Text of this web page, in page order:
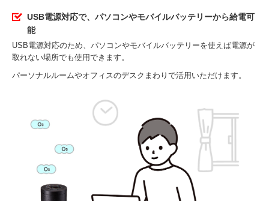
USB電源対応で、パソコンやモバイルバッテリーから給電可
能
USB電源対応のため、パソコンやモバイルバッテリーを使えば電源が
取れない場所でも使用できます。
パーソナルルームやオフィスのデスクまわりで活用いただけます。